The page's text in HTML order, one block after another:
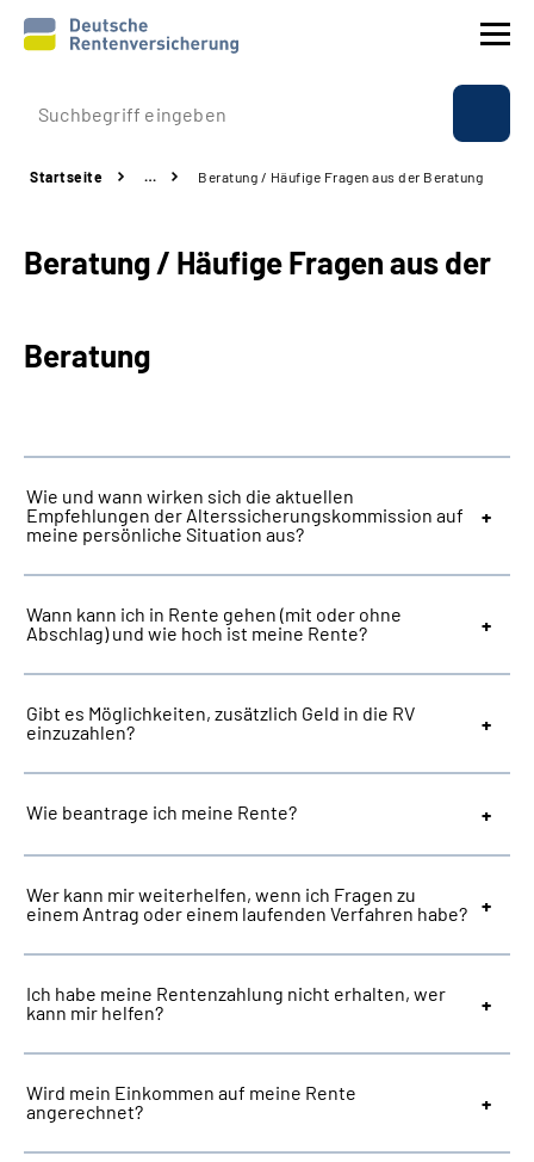
Prävention
Rente
Über uns & Presse
Online-Services
Inhalte in Gebärdensprache (DGS)
Leichte Sprache
Mein Kundenportal
Startseite … Beratung / Häufige Fragen aus der Beratung
Beratung / Häufige Fragen aus der
Beratung
Wie und wann wirken sich die aktuellen
Empfehlungen der Alterssicherungskommission auf
meine persönliche Situation aus?
Wann kann ich in Rente gehen (mit oder ohne
Abschlag) und wie hoch ist meine Rente?
Gibt es Möglichkeiten, zusätzlich Geld in die RV
einzuzahlen?
Wie beantrage ich meine Rente?
Wer kann mir weiterhelfen, wenn ich Fragen zu
einem Antrag oder einem laufenden Verfahren habe?
Ich habe meine Rentenzahlung nicht erhalten, wer
kann mir helfen?
Wird mein Einkommen auf meine Rente
angerechnet?